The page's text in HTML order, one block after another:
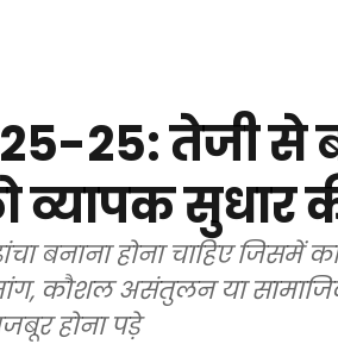
25: तेजी से
व्यापक सुधार
बनाना होना चाहिए जिसमें
कौशल असंतुलन या
होना पड़े